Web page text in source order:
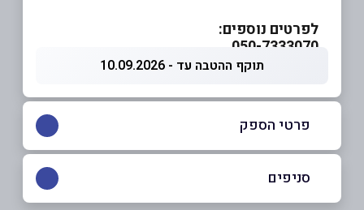
לפרטים נוספים:
תוקף ההטבה עד - 10.09.2026
פרטי הספק
סניפים